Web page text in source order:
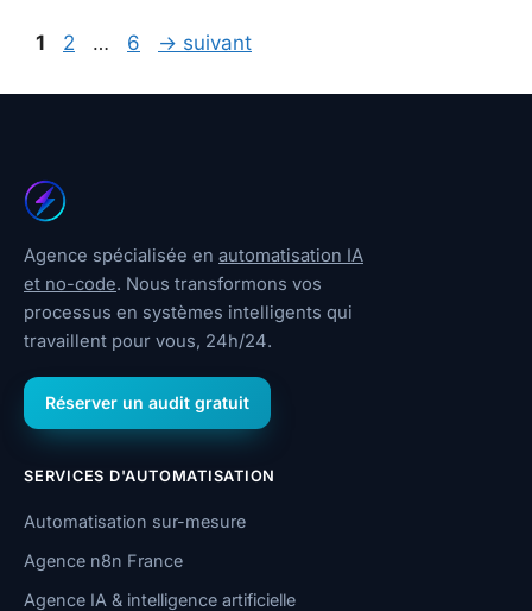
Page
1 Page
2 … Page
6 → suivant
Agence spécialisée en automatisation IA
et no-code. Nous transformons vos
processus en systèmes intelligents qui
travaillent pour vous, 24h/24.
Réserver un audit gratuit
SERVICES D'AUTOMATISATION
Automatisation sur-mesure
Agence n8n France
Agence IA & intelligence artificielle